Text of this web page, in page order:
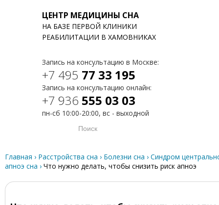
ЦЕНТР МЕДИЦИНЫ СНА
НА БАЗЕ ПЕРВОЙ КЛИНИКИ
РЕАБИЛИТАЦИИ В ХАМОВНИКАХ
Запись на консультацию в Москве:
+7 495 77 33 195
Запись на консультацию онлайн:
+7 936 555 03 03
пн-сб 10:00-20:00, вс - выходной
Главная › Расстройства сна › Болезни сна › Синдром
апноэ сна › Что нужно делать, чтобы снизить риск апноэ